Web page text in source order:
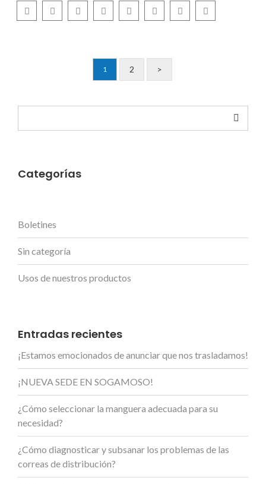
1 2 >
Categorías
Boletines
Sin categoría
Usos de nuestros productos
Entradas recientes
¡Estamos emocionados de anunciar que nos trasladamos!
¡NUEVA SEDE EN SOGAMOSO!
¿Cómo seleccionar la manguera adecuada para su
necesidad?
¿Cómo diagnosticar y subsanar los problemas de las
correas de distribución?